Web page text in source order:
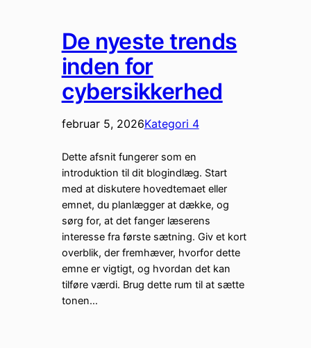
De nyeste trends
inden for
cybersikkerhed
februar 5, 2026Kategori 4
Dette afsnit fungerer som en
introduktion til dit blogindlæg. Start
med at diskutere hovedtemaet eller
emnet, du planlægger at dække, og
sørg for, at det fanger læserens
interesse fra første sætning. Giv et kort
overblik, der fremhæver, hvorfor dette
emne er vigtigt, og hvordan det kan
tilføre værdi. Brug dette rum til at sætte
tonen…